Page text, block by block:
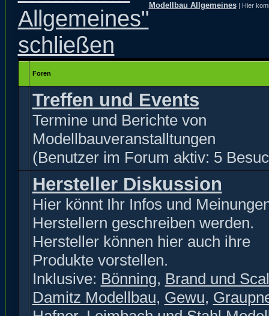
Modellbau Allgemeines| Hier
Foren
Treffen und Events
Termine und Berichte von
Modellbauveranstalltungen
(Benutzer im Forum aktiv: 5
Hersteller Diskussion
Hier könnt Ihr Infos und
Herstellern geschreiben werden.
Hersteller können hier auch ihre
Produkte vorstellen.
Inklusive: Bönning, Brand und
Damitz Modellbau, Gewu,